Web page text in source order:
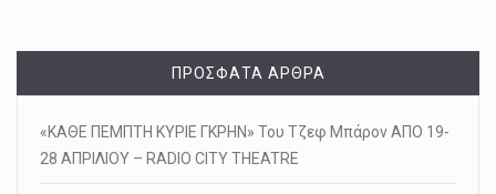
ΠΡΌΣΦΑΤΑ ΆΡΘΡΑ
«ΚΑΘΕ ΠΕΜΠΤΗ ΚΥΡΙΕ ΓΚΡΗΝ» Του Τζεφ Μπάρον ΑΠΟ 19-
28 ΑΠΡΙΛΙΟΥ – RADIO CITY THEATRE